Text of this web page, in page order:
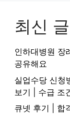
최신 글
인하대병원 장
공유해요
실업수당 신청
보기 | 수급 조
큐넷 후기 | 합